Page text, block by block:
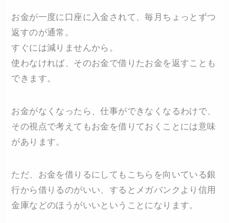
お金が一度に口座に入金されて、毎月ちょっとずつ
返すのが通常。
すぐには減りませんから。
使わなければ、そのお金で借りたお金を返すことも
できます。
お金がなくなったら、仕事ができなくなるわけで、
その視点で考えてもお金を借りておくことには意味
があります。
ただ、お金を借りるにしてもこちらを向いている銀
行から借りるのがいい、するとメガバンクより信用
金庫などのほうがいいということになります。